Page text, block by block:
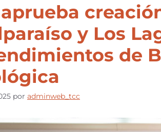
y Los
de
por adminweb_tcc